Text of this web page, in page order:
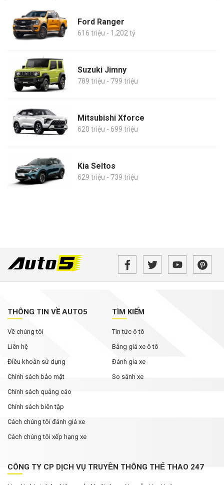
Ford Ranger
616 triệu - 1,202 tỷ
Suzuki Jimny
789 triệu - 799 triệu
Mitsubishi Xforce
620 triệu - 699 triệu
Kia Seltos
629 triệu - 739 triệu
THÔNG TIN VỀ AUTO5
Về chúng tôi
Liên hệ
Điều khoản sử dụng
Chính sách bảo mật
Chính sách quảng cáo
Chính sách biên tập
Cách chúng tôi đánh giá xe
Cách chúng tôi xếp hạng xe
TÌM KIẾM
Tin tức ô tô
Bảng giá xe ô tô
Đánh gia xe
So sánh xe
CÔNG TY CP DỊCH VỤ TRUYỀN THÔNG THỂ THAO 247